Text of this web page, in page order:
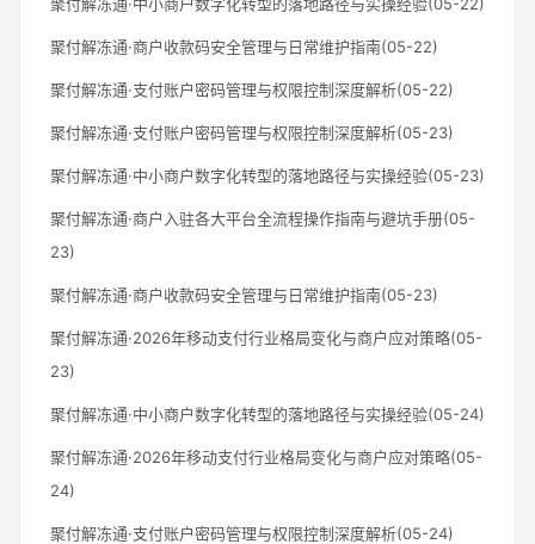
聚付解冻通·商户收款码安全管理与日常维护指南(05-22)
聚付解冻通·支付账户密码管理与权限控制深度解析(05-22)
聚付解冻通·支付账户密码管理与权限控制深度解析(05-23)
聚付解冻通·中小商户数字化转型的落地路径与实操经验(05-23)
聚付解冻通·商户入驻各大平台全流程操作指南与避坑手册(05-
23)
聚付解冻通·商户收款码安全管理与日常维护指南(05-23)
聚付解冻通·2026年移动支付行业格局变化与商户应对策略(05-
23)
聚付解冻通·中小商户数字化转型的落地路径与实操经验(05-24)
聚付解冻通·2026年移动支付行业格局变化与商户应对策略(05-
24)
聚付解冻通·支付账户密码管理与权限控制深度解析(05-24)